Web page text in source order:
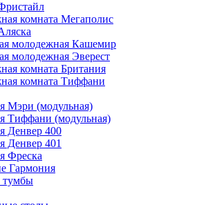
комната Мегаполис
молодежная Кашемир
молодежная Эверест
комната Британия
комната Тиффани
Мэри (модульная)
Тиффани (модульная)
Денвер 400
Денвер 401
Фреска
Гармония
тумбы